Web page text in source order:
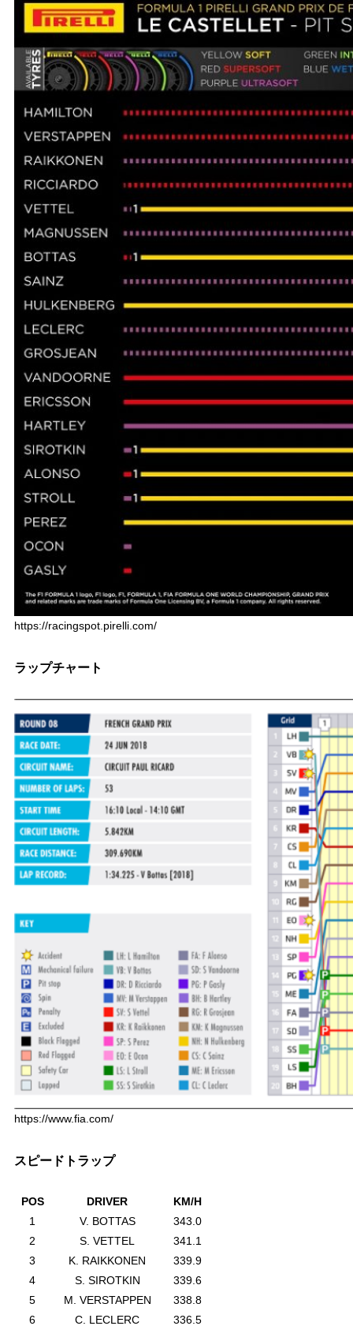
https://racingspot.pirelli.com/
ラップチャート
https://www.fia.com/
スピードトラップ
POS DRIVER
KM/H
1
V. BOTTAS
343.0
2
S. VETTEL
341.1
3
K. RAIKKONEN
339.9
4
S. SIROTKIN
339.6
5
M. VERSTAPPEN
338.8
6
C. LECLERC 336.5